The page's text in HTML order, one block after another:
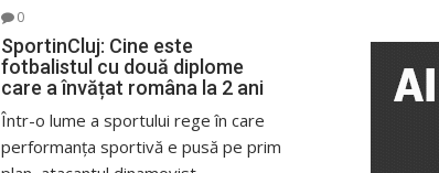
0
SportinCluj: Cine este
fotbalistul cu două diplome
care a învățat româna la 2 ani
Într-o lume a sportului rege în care
performanța sportivă e pusă pe prim